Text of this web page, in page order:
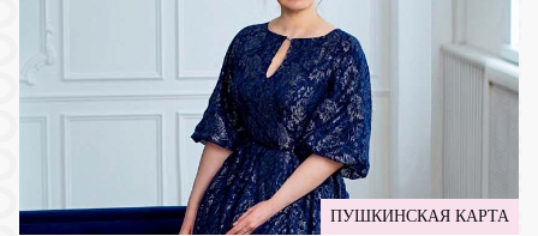
ПУШКИНСКАЯ КАРТА